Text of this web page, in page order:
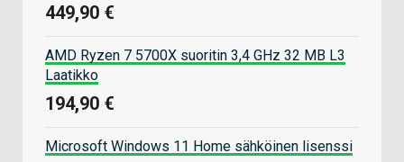
449,90 €
AMD Ryzen 7 5700X suoritin 3,4 GHz 32 MB L3
Laatikko
194,90 €
Microsoft Windows 11 Home sähköinen lisenssi